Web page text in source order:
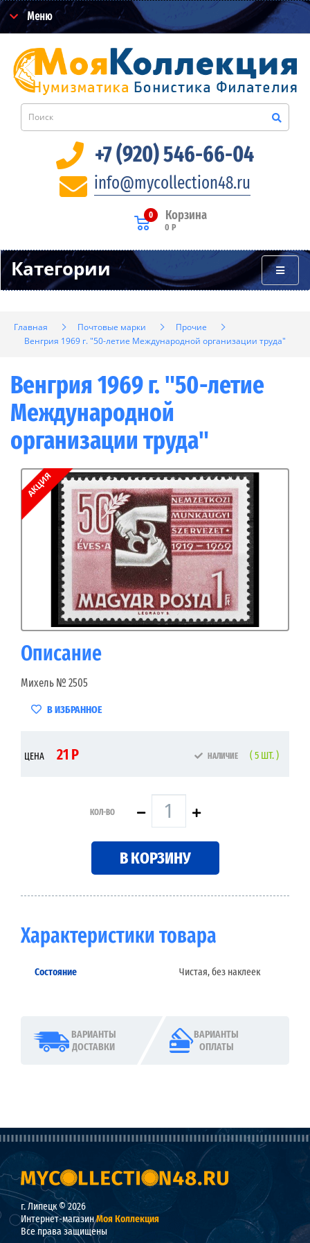
Меню
+7 (920) 546-66-04
info@mycollection48.ru
Корзина
0
0 Р
Категории
Главная Почтовые марки
Прочие
Венгрия 1969 г. "50-летие Международной организации труда"
Венгрия 1969 г. "50-летие
Международной
организации труда"
АКЦИЯ
Описание
Михель № 2505
В ИЗБРАННОЕ
ЦЕНА 21 Р НАЛИЧИЕ ( 5 ШТ. )
КОЛ-ВО
В КОРЗИНУ
Характеристики товара
Состояние Чистая, без наклеек
ВАРИАНТЫ
ДОСТАВКИ
ВАРИАНТЫ
ОПЛАТЫ
г. Липецк © 2026
Интернет-магазинМоя Коллекция
Все права защищены